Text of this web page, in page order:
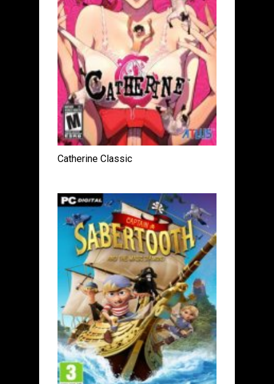
Catherine Classic